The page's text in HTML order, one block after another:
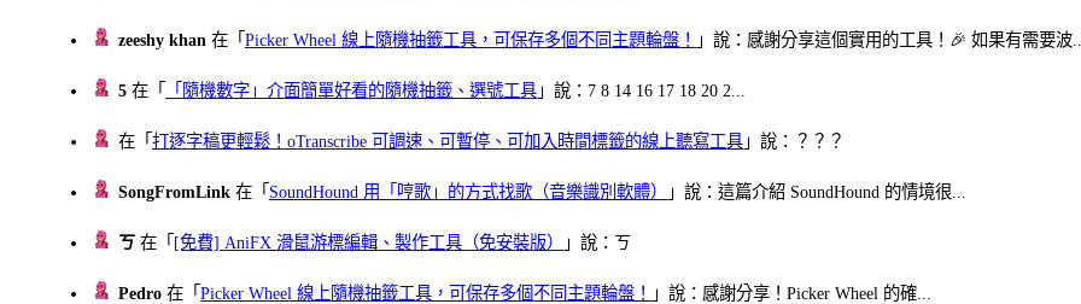
zeeshy khan 在「Picker Wheel 線上隨機抽籤工具，可保存多個不同主題輪盤！ 」說：感謝分享這個實用的工具！🎉 如果有需要波
5 在「 「隨機數字」介面簡單好看的隨機抽籤、選號工具 」說：7 8 14 16 17 18 20 2...
在「打逐字稿更輕鬆！oTranscribe 可調速、可暫停、可加入時間標籤的線上聽寫工具 」說：？？？
SongFromLink 在「 SoundHound 用「哼歌」的方式找歌（音樂識別軟體） 」說：這篇介紹 SoundHound 的情境很...
ㄎ 在「 [免費] AniFX 滑鼠游標編輯、製作工具（免安裝版） 」說：ㄎ
Pedro 在「Picker Wheel 線上隨機抽籤工具，可保存多個不同主題輪盤！ 」說：感謝分享！Picker Wheel 的確...